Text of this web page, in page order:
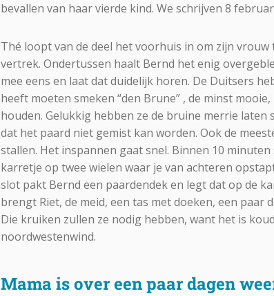
bevallen van haar vierde kind. We schrijven 8
Thé loopt van de deel het voorhuis in om zijn
vertrek. Ondertussen haalt Bernd het enig
mee eens en laat dat duidelijk horen. De Duitsers
heeft moeten smeken “den Brune” , de minst
houden. Gelukkig hebben ze de bruine merrie
dat het paard niet gemist kan worden. Ook de
stallen. Het inspannen gaat snel. Binnen 10
karretje op twee wielen waar je van achteren
slot pakt Bernd een paardendek en legt dat op de
brengt Riet, de meid, een tas met doeken, een
Die kruiken zullen ze nodig hebben, want het is
noordwestenwind.
Mama is over een paar dagen